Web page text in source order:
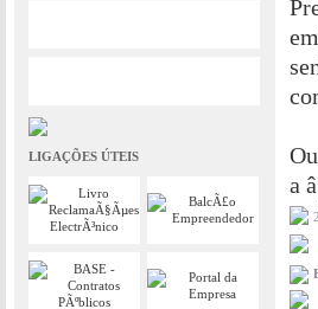
LIGAÇÕES ÚTEIS
a